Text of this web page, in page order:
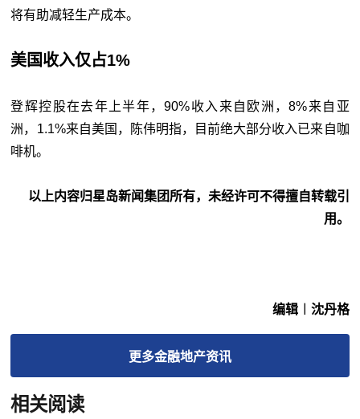
将有助减轻生产成本。
美国收入仅占1%
登辉控股在去年上半年，90%收入来自欧洲，8%来自亚
洲，1.1%来自美国，陈伟明指，目前绝大部分收入已来自咖
啡机。
以上内容归星岛新闻集团所有，未经许可不得擅自转载引
用。
编辑︱沈丹格
更多金融地产资讯
相关阅读